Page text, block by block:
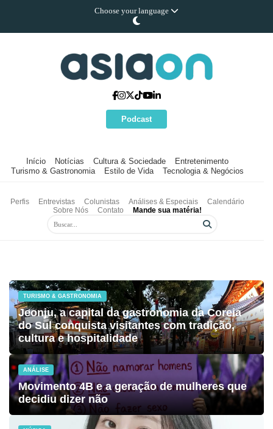
Choose your language
Podcast
Início Notícias Cultura & Sociedade
Entretenimento
Turismo & Gastronomia
Estilo de Vida Tecnologia & Negócios
Perfis Entrevistas Colunistas Análises & Especiais
Calendário
Sobre Nós
Contato Mande sua matéria!
TURISMO & GASTRONOMIA
Jeonju, a capital da gastronomia da Coreia
do Sul conquista visitantes com tradição,
cultura e hospitalidade
ANÁLISE
Movimento 4B e a geração de mulheres que
decidiu dizer não